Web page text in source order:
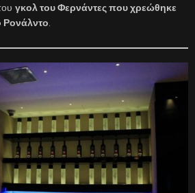
γκολ του Φερνάντες που χρεώθηκε
Ρονάλντο